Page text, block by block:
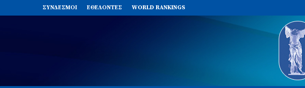
ΣΥΝΔΈΣΜΟΙ ΕΘΕΛΟΝΤΈΣ WORLD RANKINGS